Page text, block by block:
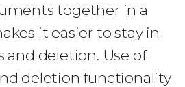
together in a
it easier to stay in
and deletion. Use of
deletion functionality